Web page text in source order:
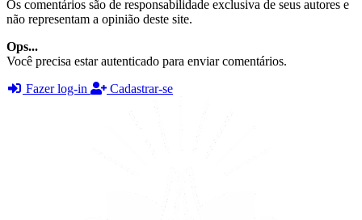
Os comentários são de responsabilidade exclusiva de seus autores e
não representam a opinião deste site.
Ops...
Você precisa estar autenticado para enviar comentários.
Fazer log-in
Cadastrar-se